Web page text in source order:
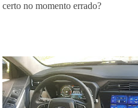
certo no momento errado?